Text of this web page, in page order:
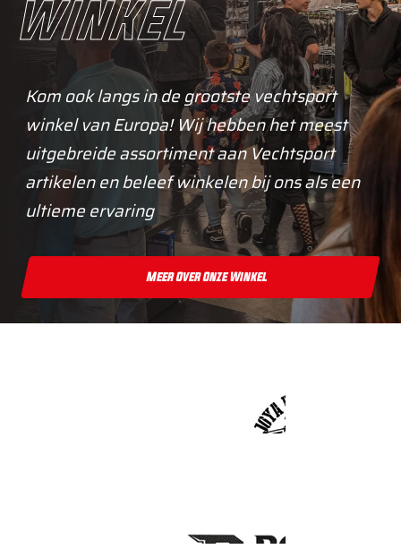
winkel
Kom ook langs in de grootste vechtsport
winkel van Europa! Wij hebben het meest
uitgebreide assortiment aan Vechtsport
artikelen en beleef winkelen bij ons als een
ultieme ervaring
Meer Over Onze Winkel